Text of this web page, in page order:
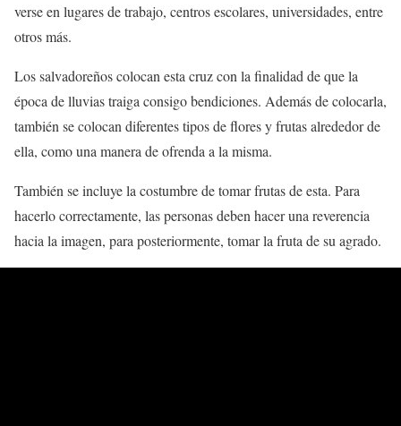
verse en lugares de trabajo, centros escolares, universidades, entre
otros más.
Los salvadoreños colocan esta cruz con la finalidad de que la
época de lluvias traiga consigo bendiciones. Además de colocarla,
también se colocan diferentes tipos de flores y frutas alrededor de
ella, como una manera de ofrenda a la misma.
También se incluye la costumbre de tomar frutas de esta. Para
hacerlo correctamente, las personas deben hacer una reverencia
hacia la imagen, para posteriormente, tomar la fruta de su agrado.